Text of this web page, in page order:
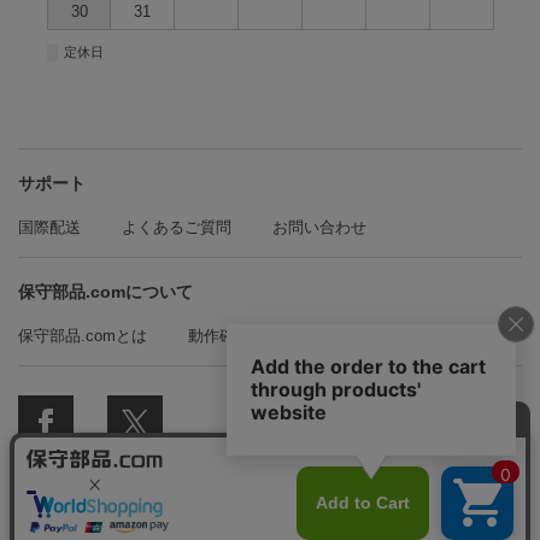
30 31
定休日
サポート
国際配送 よくあるご質問 お問い合わせ
保守部品.comについて
保守部品.comとは 動作確認方法の紹介
© 2018 保守部品.com All Rights Reserved.